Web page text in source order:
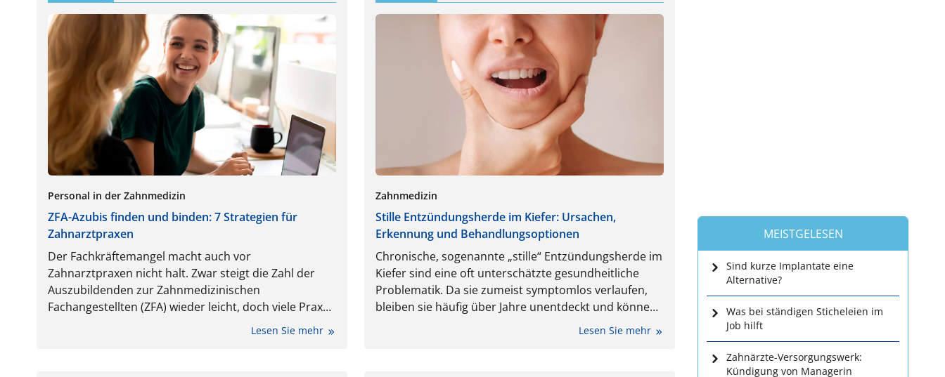
Personal in der Zahnmedizin
ZFA-Azubis finden und binden: 7 Strategien für
Zahnarztpraxen
Der Fachkräftemangel macht auch vor
Zahnarztpraxen nicht halt. Zwar steigt die Zahl der
Auszubildenden zur Zahnmedizinischen
Fachangestellten (ZFA) wieder leicht, doch viele Praxen
kämpfen weiterhin mit unbesetzten Lehrstellen. Wer
Lesen Sie mehr
Zahnmedizin
Stille Entzündungsherde im Kiefer: Ursachen,
Erkennung und Behandlungsoptionen
Chronische, sogenannte „stille“ Entzündungsherde im
Kiefer sind eine oft unterschätzte gesundheitliche
Problematik. Da sie zumeist symptomlos verlaufen,
bleiben sie häufig über Jahre unentdeckt und können
unerkannt zu einer Belastung für den gesamten
Lesen Sie mehr
MEISTGELESEN
Sind kurze Implantate eine
Alternative?
Was bei ständigen Sticheleien im
Job hilft
Zahnärzte-Versorgungswerk:
Kündigung von Managerin